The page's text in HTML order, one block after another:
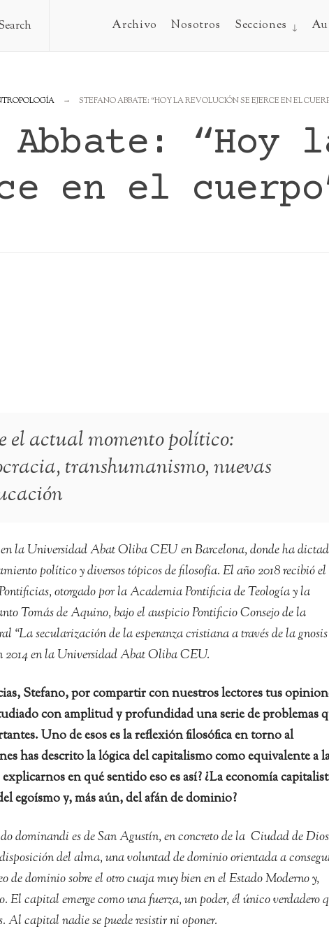
Archivo Nosotros Secciones
STEFANO ABBATE: “HOY LA REVOLUCIÓN SE EJERCE EN EL
Abbate: “Hoy
en el
el actual momento político:
transhumanismo, nuevas
en la Universidad Abat Oliba CEU en Barcelona, donde ha
político y diversos tópicos de filosofía. El año 2018 recibió el
otorgado por la Academia Pontificia de Teología y la
Tomás de Aquino, bajo el auspicio Pontificio Consejo de la
“La secularización de la esperanza cristiana a través de la
2014 en la Universidad Abat Oliba CEU.
Stefano, por compartir con nuestros lectores tus
con amplitud y profundidad una serie de problemas
Uno de esos es la reflexión filosófica en torno al
has descrito la lógica del capitalismo como equivalente a
en qué sentido eso es así? ¿La economía
egoísmo y, más aún, del afán de dominio?
dominandi es de San Agustín, en concreto de la Ciudad de
del alma, una voluntad de dominio orientada a
de dominio sobre el otro cuaja muy bien en el Estado Moderno y,
capital emerge como una fuerza, un poder, él único verdadero
Al capital nadie se puede resistir ni oponer.